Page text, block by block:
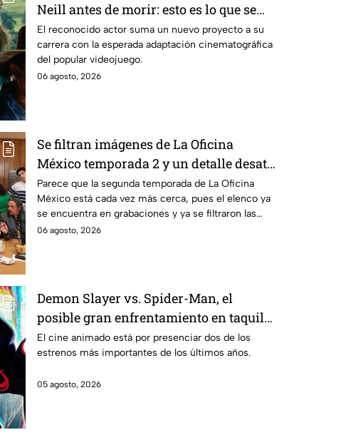
Neill antes de morir: esto es lo que se
sabe hasta ahora
El reconocido actor suma un nuevo proyecto a su
carrera con la esperada adaptación cinematográfica
del popular videojuego.
06 agosto, 2026
Se filtran imágenes de La Oficina
México temporada 2 y un detalle desata
teorías entre los fans
Parece que la segunda temporada de La Oficina
México está cada vez más cerca, pues el elenco ya
se encuentra en grabaciones y ya se filtraron las
primeras imágenes del set.
06 agosto, 2026
Demon Slayer vs. Spider-Man, el
posible gran enfrentamiento en taquilla
del 2027
El cine animado está por presenciar dos de los
estrenos más importantes de los últimos años.
05 agosto, 2026